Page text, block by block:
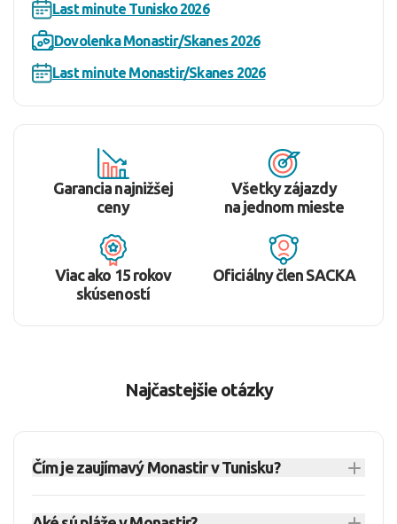
Last minute Tunisko 2026
Dovolenka Monastir/Skanes 2026
Last minute Monastir/Skanes 2026
Garancia najnižšej
ceny
Všetky zájazdy
na jednom mieste
Viac ako 15 rokov
skúseností
Oficiálny člen SACKA
Najčastejšie otázky
Čím je zaujímavý Monastir v Tunisku?